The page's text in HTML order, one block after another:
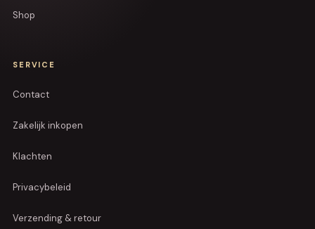
Shop
SERVICE
Contact
Zakelijk inkopen
Klachten
Privacybeleid
Verzending & retour